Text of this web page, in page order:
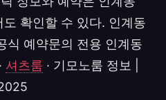
확인할 수 있다. 인계동
식 예약문의 전용 인계동
셔츠룸 · 기모노룸 정보 |